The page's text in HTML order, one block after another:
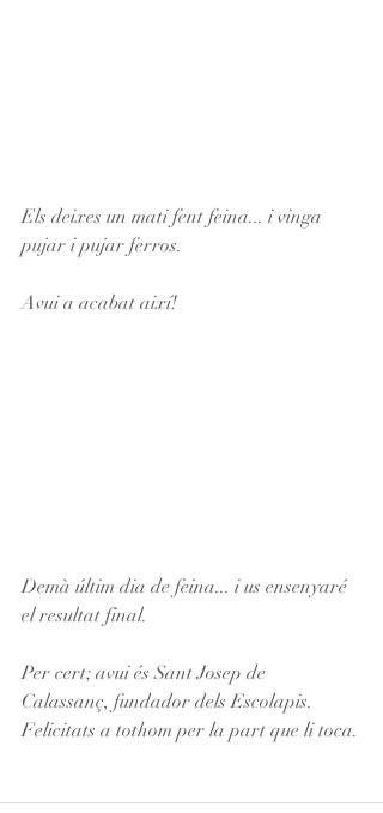
Els deixes un mati fent feina... i vinga
pujar i pujar ferros.
Avui a acabat així!
Demà últim dia de feina... i us ensenyaré
el resultat final.
Per cert; avui és Sant Josep de
Calassanç, fundador dels Escolapis.
Felicitats a tothom per la part que li toca.